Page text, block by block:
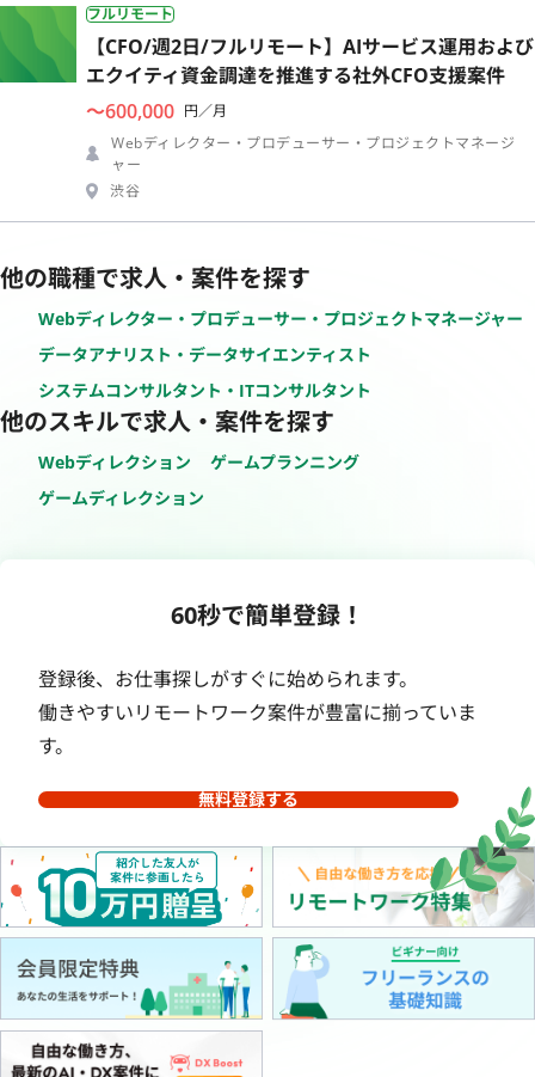
フルリモート
【CFO/週2日/フルリモート】AIサービス運用および
エクイティ資金調達を推進する社外CFO支援案件
〜600,000 円／月
Webディレクター・プロデューサー・プロジェクトマネージ
ャー
渋谷
他の職種で求人・案件を探す
Webディレクター・プロデューサー・プロジェクトマネージャー
データアナリスト・データサイエンティスト
システムコンサルタント・ITコンサルタント
他のスキルで求人・案件を探す
Webディレクション
ゲームプランニング
ゲームディレクション
60秒で簡単登録！
登録後、お仕事探しがすぐに始められます。
働きやすいリモートワーク案件が豊富に揃っていま
す。
無料登録する